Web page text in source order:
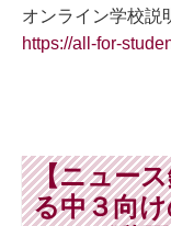
オンライン学校説
https://all-for-
【ニュー
る中３向